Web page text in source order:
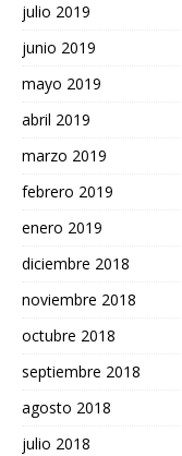
julio 2019
junio 2019
mayo 2019
abril 2019
marzo 2019
febrero 2019
enero 2019
diciembre 2018
noviembre 2018
octubre 2018
septiembre 2018
agosto 2018
julio 2018